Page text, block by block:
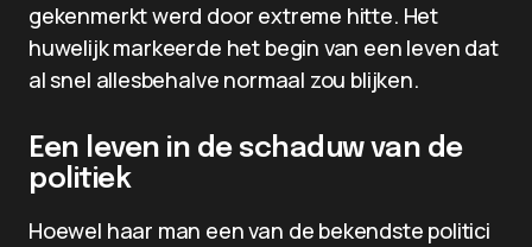
gekenmerkt werd door extreme hitte. Het
huwelijk markeerde het begin van een leven dat
al snel allesbehalve normaal zou blijken.
Een leven in de schaduw van de
politiek
Hoewel haar man een van de bekendste politici